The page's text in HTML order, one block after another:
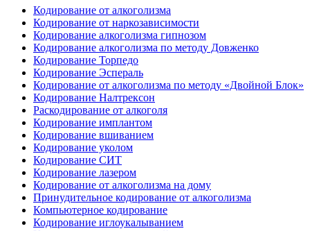
Кодирование от алкоголизма
Кодирование от наркозависимости
Кодирование алкоголизма гипнозом
Кодирование алкоголизма по методу Довженко
Кодирование Торпедо
Кодирование Эспераль
Кодирование от алкоголизма по методу «Двойной Блок»
Кодирование Налтрексон
Раскодирование от алкоголя
Кодирование имплантом
Кодирование вшиванием
Кодирование уколом
Кодирование СИТ
Кодирование лазером
Кодирование от алкоголизма на дому
Принудительное кодирование от алкоголизма
Компьютерное кодирование
Кодирование иглоукалыванием